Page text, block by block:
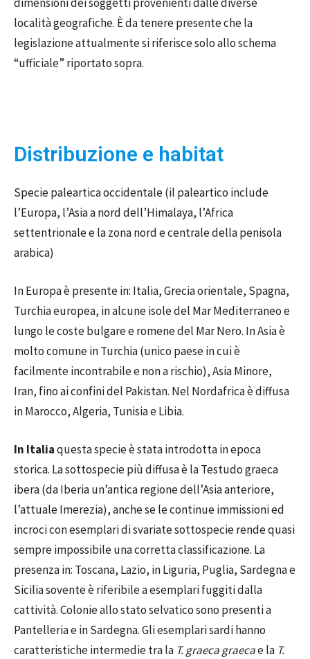
località geografiche. È da tenere presente che la
legislazione attualmente si riferisce solo allo schema
“ufficiale” riportato sopra.
Distribuzione e habitat
Speciepalearticaoccidentale (il paleartico include
l’Europa, l’Asia a nord dell’Himalaya, l’Africa
settentrionale e la zona nord e centrale della penisola
arabica)
In Europa è presente in: Italia, Grecia orientale, Spagna,
Turchia europea, in alcune isole del Mar Mediterraneo e
lungo le coste bulgare e romene del Mar Nero. In Asia è
molto comune in Turchia (unico paese in cui è
facilmente incontrabile e non a rischio), Asia Minore,
Iran, fino ai confini del Pakistan. Nel Nordafrica è diffusa
in Marocco, Algeria, Tunisia e Libia.
In Italiaquesta specie è stata introdotta in epoca
storica. La sottospecie più diffusa è la Testudo graeca
ibera (da Iberia un’antica regione dell’Asia anteriore,
l’attuale Imerezia), anche se le continue immissioni ed
incroci con esemplari di svariate sottospecie rende quasi
sempre impossibile una corretta classificazione. La
presenza in: Toscana, Lazio, in Liguria, Puglia, Sardegna e
Sicilia sovente è riferibile a esemplari fuggiti dalla
cattività. Colonie allo stato selvatico sono presenti a
Pantelleria e in Sardegna. Gli esemplari sardi hanno
caratteristiche intermedie tra la T. graeca graecae la T.